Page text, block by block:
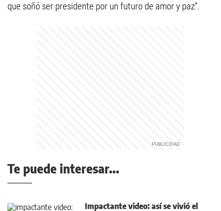
que soñó ser presidente por un futuro de amor y paz”.
Te puede interesar...
Impactante video: así se vivió el